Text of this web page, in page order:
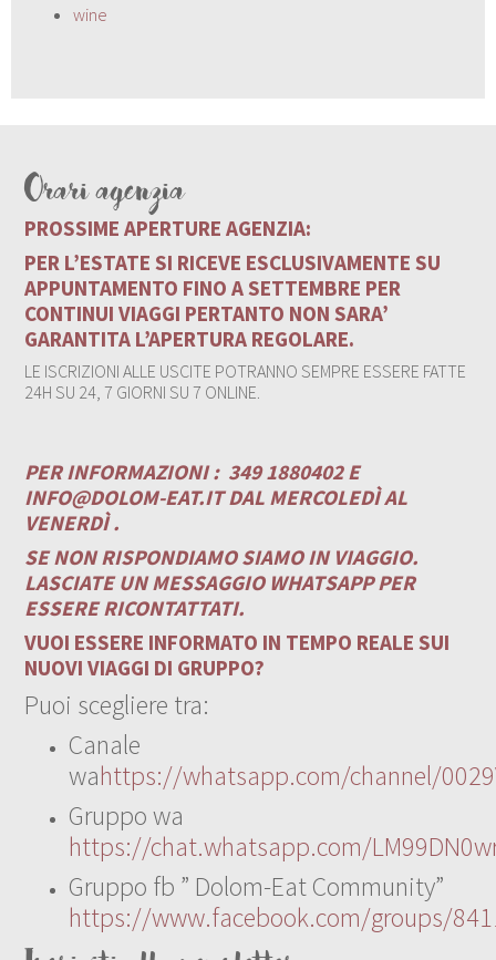
wine
Orari agenzia
PROSSIME APERTURE AGENZIA:
PER L’ESTATE SI RICEVE ESCLUSIVAMENTE SU
APPUNTAMENTO FINO A SETTEMBRE PER
CONTINUI VIAGGI PERTANTO NON SARA’
GARANTITA L’APERTURA REGOLARE.
LE ISCRIZIONI ALLE USCITE POTRANNO SEMPRE ESSERE FATTE
24H SU 24, 7 GIORNI SU 7 ONLINE.
PER INFORMAZIONI : 349 1880402 E
INFO@DOLOM-EAT.ITDAL MERCOLEDÌ AL
VENERDÌ .
SE NON RISPONDIAMO SIAMO IN VIAGGIO.
LASCIATE UN MESSAGGIO WHATSAPP PER
ESSERE RICONTATTATI.
VUOI ESSERE INFORMATO IN TEMPO REALE SUI
NUOVI VIAGGI DI GRUPPO?
Puoi scegliere tra:
Canale
wahttps://whatsapp.com/channel/
Gruppo wa
https://chat.whatsapp.com/
Gruppo fb ” Dolom-Eat Community”
https://www.facebook.com/groups/